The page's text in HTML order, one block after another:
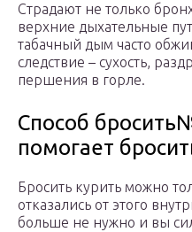
Страдают не только
верхние дыхательные
табачный дым часто
следствие – сухость,
першения в горле.
Способ
помогает
Бросить курить можно
отказались от этого
больше не нужно и вы